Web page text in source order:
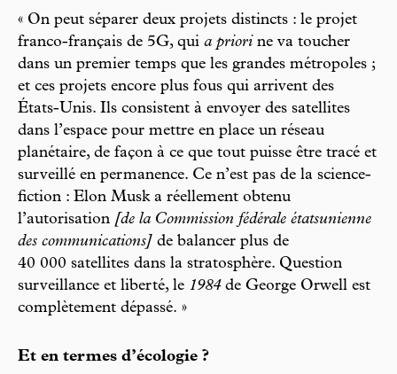
« On peut séparer deux projets distincts : le projet
franco-français de 5G, qui a priori ne va toucher
dans un premier temps que les grandes métropoles ;
et ces projets encore plus fous qui arrivent des
États-Unis. Ils consistent à envoyer des satellites
dans l’espace pour mettre en place un réseau
planétaire, de façon à ce que tout puisse être tracé et
surveillé en permanence. Ce n’est pas de la science-
fiction : Elon Musk a réellement obtenu
l’autorisation [de la Commission fédérale étatsunienne
des communications] de balancer plus de
40 000 satellites dans la stratosphère. Question
surveillance et liberté, le 1984 de George Orwell est
complètement dépassé. »
Et en termes d’écologie ?